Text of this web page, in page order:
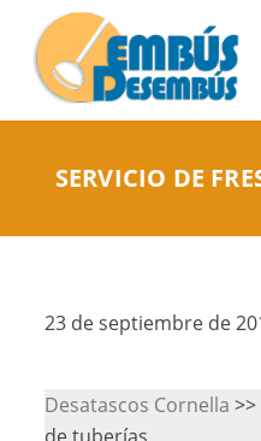
SERVICIO DE
23 de septiembre de
Desatascos Cornella >>